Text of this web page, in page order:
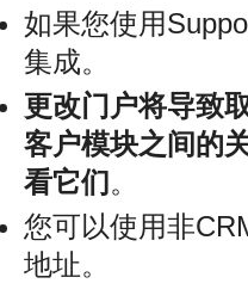
如果您使用
集成。
更改门户将导致
客户模块之间的
看它们 。
您可以使用非
地址。